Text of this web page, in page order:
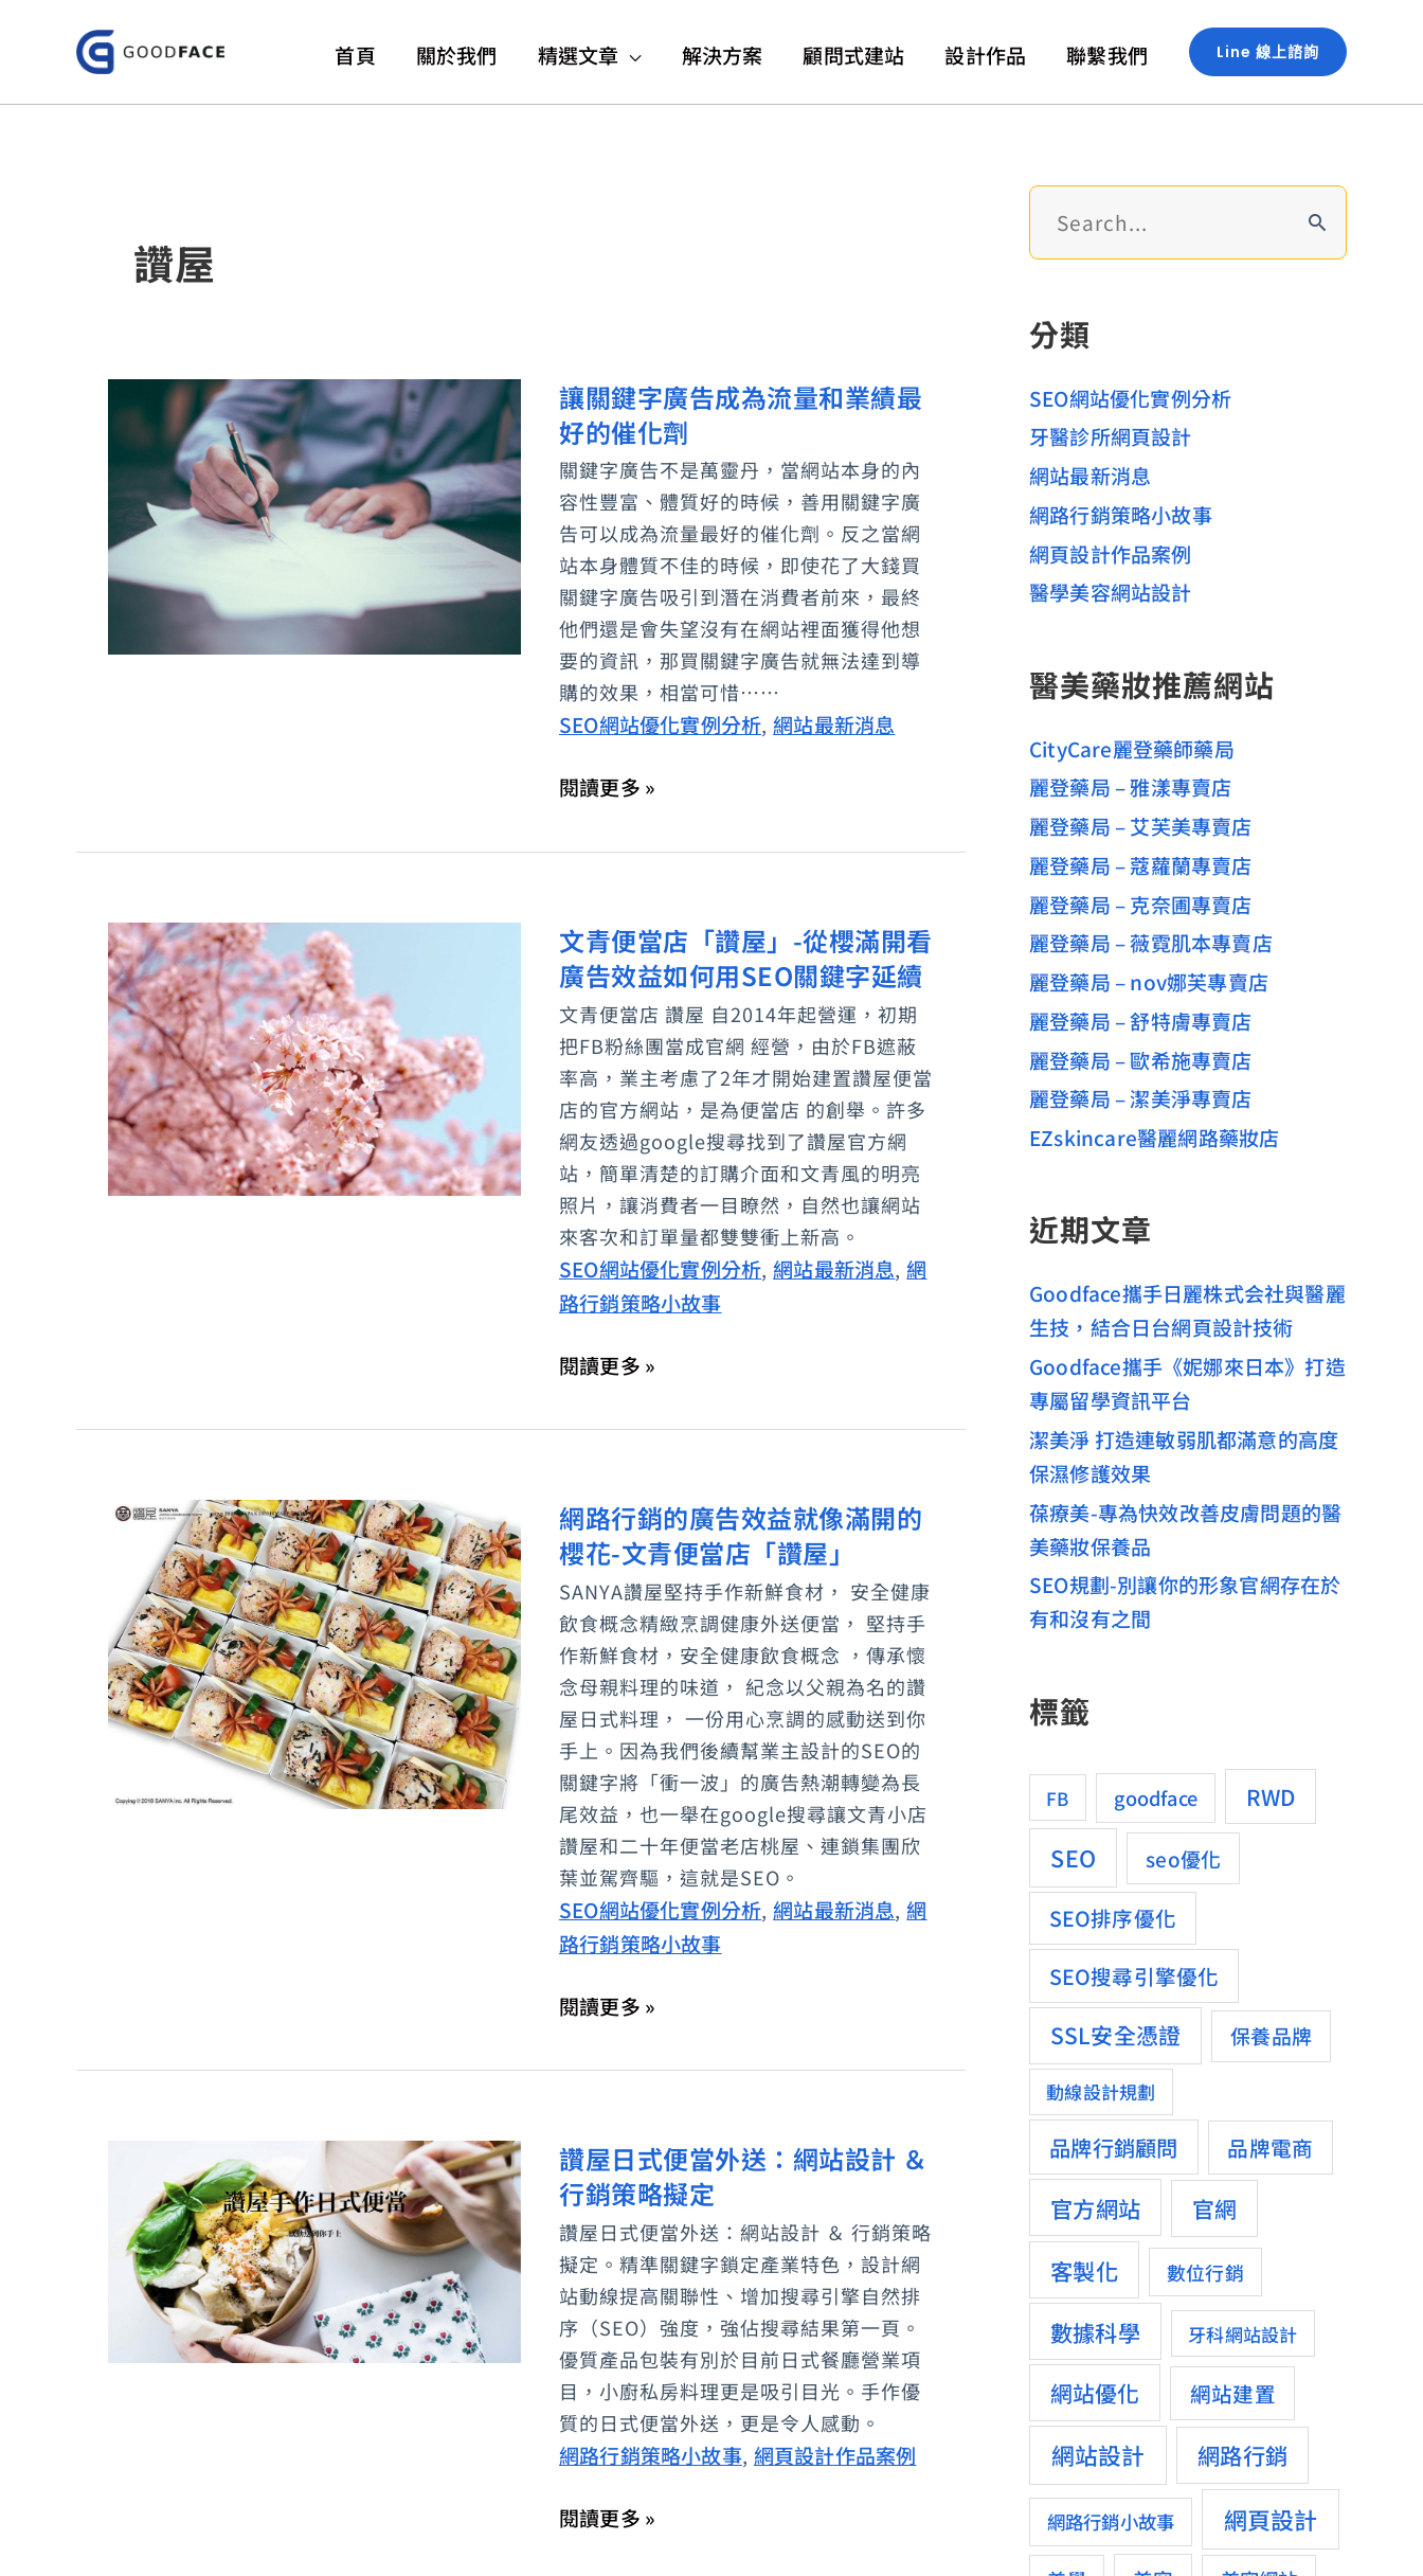
首頁 關於我們 精選文章 解決方案 顧問式建站 設計作品 聯繫我們 Line 線上諮詢
讚屋
讓關鍵字廣告成為流量和業績最
好的催化劑
關鍵字廣告不是萬靈丹，當網站本身的內
容性豐富、體質好的時候，善用關鍵字廣
告可以成為流量最好的催化劑。反之當網
站本身體質不佳的時候，即使花了大錢買
關鍵字廣告吸引到潛在消費者前來，最終
他們還是會失望沒有在網站裡面獲得他想
要的資訊，那買關鍵字廣告就無法達到導
購的效果，相當可惜……
SEO網站優化實例分析, 網站最新消息
讓
關
鍵
字
廣
告
成
為
流
量
和
績
催
化
劑
閱讀更多 »
文青便當店「讚屋」-從櫻滿開看
廣告效益如何用SEO關鍵字延續
文青便當店 讚屋 自2014年起營運，初期
把FB粉絲團當成官網 經營，由於FB遮蔽
率高，業主考慮了2年才開始建置讚屋便當
店的官方網站，是為便當店 的創舉。許多
網友透過google搜尋找到了讚屋官方網
站，簡單清楚的訂購介面和文青風的明亮
照片，讓消費者一目瞭然，自然也讓網站
來客次和訂單量都雙雙衝上新高。
SEO網站優化實例分析, 網站最新消息, 網
路行銷策略小故事
文
青
便
當
店
「讚
屋」-
從
櫻
滿
開
看
告
何
用
SEO
關
鍵
字
延
續
閱讀更多 »
網路行銷的廣告效益就像滿開的
櫻花-文青便當店「讚屋」
SANYA讚屋堅持手作新鮮食材， 安全健康
飲食概念精緻烹調健康外送便當， 堅持手
作新鮮食材，安全健康飲食概念 ，傳承懷
念母親料理的味道， 紀念以父親為名的讚
屋日式料理， 一份用心烹調的感動送到你
手上。因為我們後續幫業主設計的SEO的
關鍵字將「衝一波」的廣告熱潮轉變為長
尾效益，也一舉在google搜尋讓文青小店
讚屋和二十年便當老店桃屋、連鎖集團欣
葉並駕齊驅，這就是SEO。
SEO網站優化實例分析, 網站最新消息, 網
路行銷策略小故事
網
路
行
銷
的
廣
告
效
益
就
像
滿
開
的
花-
當
店
「讚
屋」
閱讀更多 »
讚屋日式便當外送：網站設計 ＆
行銷策略擬定
讚屋日式便當外送：網站設計 ＆ 行銷策略
擬定。精準關鍵字鎖定產業特色，設計網
站動線提高關聯性、增加搜尋引擎自然排
序（SEO）強度，強佔搜尋結果第一頁。
優質產品包裝有別於目前日式餐廳營業項
目，小廚私房料理更是吸引目光。手作優
質的日式便當外送，更是令人感動。
網路行銷策略小故事, 網頁設計作品案例
讚
屋
日
式
便
當
外
送：
網
站
計
閱讀更多 »
尋
字
:
分類
SEO網站優化實例分析
牙醫診所網頁設計
網站最新消息
網路行銷策略小故事
網頁設計作品案例
醫學美容網站設計
醫美藥妝推薦網站
CityCare麗登藥師藥局
麗登藥局 – 雅漾專賣店
麗登藥局 – 艾芙美專賣店
麗登藥局 – 蔻蘿蘭專賣店
麗登藥局 – 克奈圃專賣店
麗登藥局 – 薇霓肌本專賣店
麗登藥局 – nov娜芙專賣店
麗登藥局 – 舒特膚專賣店
麗登藥局 – 歐希施專賣店
麗登藥局 – 潔美淨專賣店
EZskincare醫麗網路藥妝店
近期文章
Goodface攜手日麗株式会社與醫麗
生技，結合日台網頁設計技術
Goodface攜手《妮娜來日本》打造
專屬留學資訊平台
潔美淨 打造連敏弱肌都滿意的高度
保濕修護效果
葆療美-專為快效改善皮膚問題的醫
美藥妝保養品
SEO規劃-別讓你的形象官網存在於
有和沒有之間
標籤
FB goodface RWD
SEO seo優化
SEO排序優化
SEO搜尋引擎優化
SSL安全憑證 保養品牌
動線設計規劃
品牌行銷顧問 品牌電商
官方網站 官網
客製化 數位行銷
數據科學 牙科網站設計
網站優化 網站建置
網站設計 網路行銷
網路行銷小故事 網頁設計